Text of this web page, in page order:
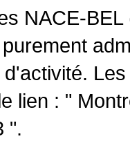
NACE-
lien : "
".